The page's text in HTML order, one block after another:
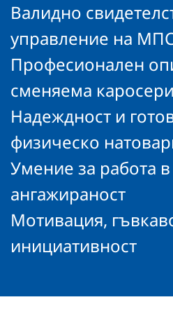
Валидно
управление на
Професионален
сменяема
Надеждност и
физическо
Умение за работа
ангажираност
Мотивация,
инициативност